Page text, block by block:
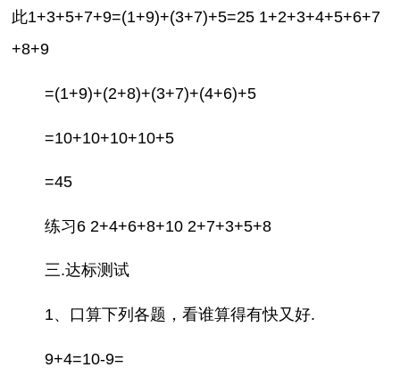
此1+3+5+7+9=(1+9)+(3+7)+5=25 1+2+3+4+5+6+7
+8+9
=(1+9)+(2+8)+(3+7)+(4+6)+5
=10+10+10+10+5
=45
练习6 2+4+6+8+10 2+7+3+5+8
三.达标测试
1、口算下列各题，看谁算得有快又好.
9+4=10-9=